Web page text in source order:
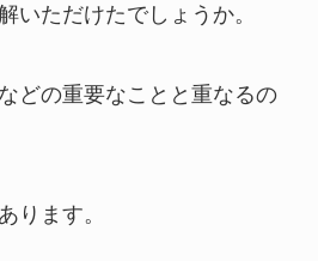
いただけたでしょうか。
どの重要なことと重なるの
ります。